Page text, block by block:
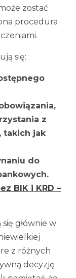
zostać
procedura
się:
z
takich jak
do
BIK i KRD –
głównie w
z różnych
decyzję